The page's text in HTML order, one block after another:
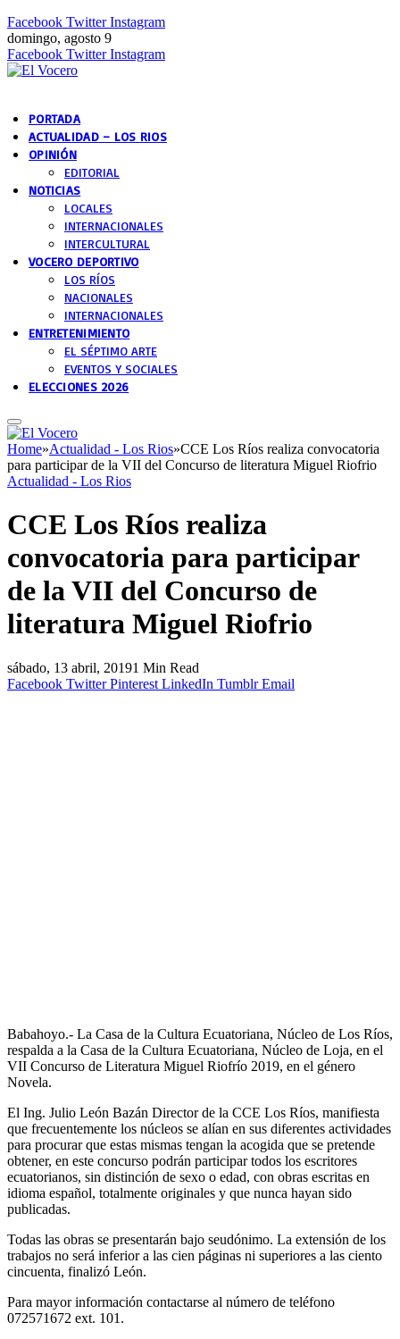
Facebook Twitter Instagram
domingo, agosto 9
Facebook Twitter Instagram
PORTADA
ACTUALIDAD – LOS RIOS
OPINIÓN
EDITORIAL
NOTICIAS
LOCALES
INTERNACIONALES
INTERCULTURAL
VOCERO DEPORTIVO
LOS RÍOS
NACIONALES
INTERNACIONALES
ENTRETENIMIENTO
EL SÉPTIMO ARTE
EVENTOS Y SOCIALES
ELECCIONES 2026
Home»Actualidad - Los Rios»CCE Los Ríos realiza convocatoria
para participar de la VII del Concurso de literatura Miguel Riofrio
Actualidad - Los Rios
CCE Los Ríos realiza
convocatoria para participar
de la VII del Concurso de
literatura Miguel Riofrio
sábado, 13 abril, 20191 Min Read
Facebook Twitter Pinterest LinkedIn Tumblr Email
Babahoyo.- La Casa de la Cultura Ecuatoriana, Núcleo de Los Ríos,
respalda a la Casa de la Cultura Ecuatoriana, Núcleo de Loja, en el
VII Concurso de Literatura Miguel Riofrío 2019, en el género
Novela.
El Ing. Julio León Bazán Director de la CCE Los Ríos, manifiesta
que frecuentemente los núcleos se alían en sus diferentes actividades
para procurar que estas mismas tengan la acogida que se pretende
obtener, en este concurso podrán participar todos los escritores
ecuatorianos, sin distinción de sexo o edad, con obras escritas en
idioma español, totalmente originales y que nunca hayan sido
publicadas.
Todas las obras se presentarán bajo seudónimo. La extensión de los
trabajos no será inferior a las cien páginas ni superiores a las ciento
cincuenta, finalizó León.
Para mayor información contactarse al número de teléfono
072571672 ext. 101.